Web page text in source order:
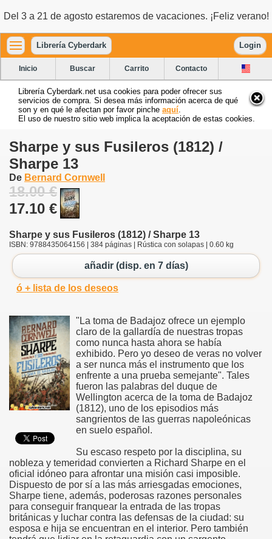
Del 3 a 21 de agosto estaremos de vacaciones. ¡Feliz verano!
Librería Cyberdark Login
Inicio Buscar Carrito Contacto
Librería Cyberdark.net usa cookies para poder ofrecer sus
servicios de compra. Si desea más información acerca de qué
son y en qué le afectan por favor pinche aquí
El uso de nuestro sitio web implica la aceptación de estas cookies.
Sharpe y sus Fusileros (1812) /
Sharpe 13
De Bernard Cornwell
18.00 €
17.10 €
Sharpe y sus Fusileros (1812) / Sharpe 13
ISBN: 9788435064156 | 384 páginas | Rústica con solapas | 0.60 kg
añadir (disp. en 7 días)
ó + lista de los deseos
"La toma de Badajoz ofrece un ejemplo
claro de la gallardía de nuestras tropas
como nunca hasta ahora se había
exhibido. Pero yo deseo de veras no volver
a ser nunca más el instrumento que los
enfrente a una prueba semejante". Tales
fueron las palabras del duque de
Wellington acerca de la toma de Badajoz
(1812), uno de los episodios más
sangrientos de las guerras napoleónicas
en suelo español.
Su escaso respeto por la disciplina, su
nobleza y temeridad convierten a Richard Sharpe en el
oficial idóneo para afrontar una misión casi imposible.
Dispuesto de por sí a las más arriesgadas emociones,
Sharpe tiene, además, poderosas razones personales
para conseguir franquear la entrada de las tropas
británicas y luchar contra las defensas de la ciudad: su
esposa e hija se encuentran en el interior. Pero también